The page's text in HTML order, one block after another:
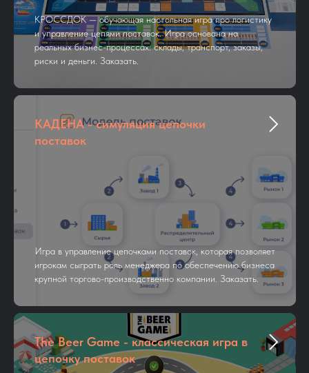
КРОССДОК — обучающая настольная игра про логистику
и управление цепями поставок. Игра основана на
реальных бизнес-процессах: склады, транспорт, заказы,
риски и деньги. Заказать.
КАДЕНА - симуляция цепочки
поставок
Игра в управление цепочками поставок, которая позволяет
игрокам сыграть роль менеджера по обеспечению бизнеса
крупной торгово-производственно компании. Заказать.
The Beer Game - классическая игра в
цепочку поставок